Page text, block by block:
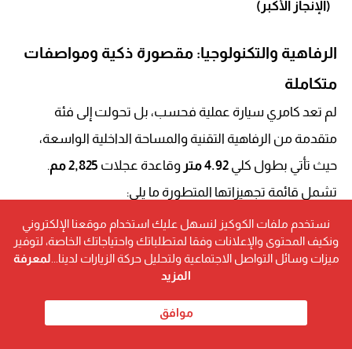
(الإنجاز الأكبر)
الرفاهية والتكنولوجيا: مقصورة ذكية ومواصفات
متكاملة
لم تعد كامري سيارة عملية فحسب، بل تحولت إلى فئة
متقدمة من الرفاهية التقنية والمساحة الداخلية الواسعة،
حيث تأتي بطول كلي 4.92 متر وقاعدة عجلات 2,825 مم
.
تشمل قائمة تجهيزاتها المتطورة ما يلي:
شاشات العرض:شاشة عدادات رقمية (تتراوح بين
7 إلى 12.3 بوصة)، وشاشة وسائط متعددة تعمل
دعم كامل لتطبيقات
نستخدم ملفات الكوكيز لنسهل عليك استخدام موقعنا الإلكتروني
ونكيف المحتوى والإعلانات وفقا لمتطلباتك واحتياجاتك الخاصة، لتوفير
ميزات وسائل التواصل الاجتماعية ولتحليل حركة الزيارات لدينا... لمعرفة
المزيد
موافق